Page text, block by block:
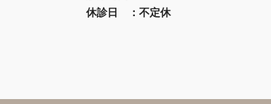
休診日
： 不定休